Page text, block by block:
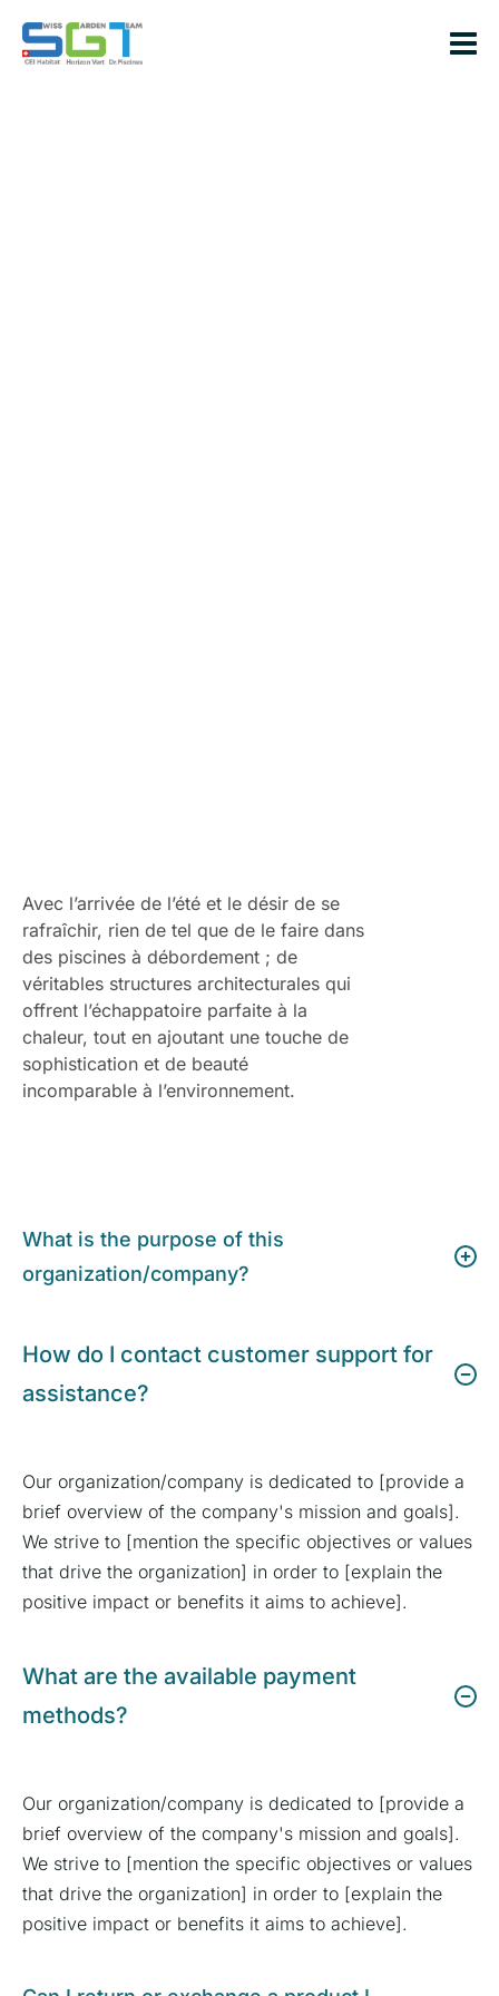
Avec l’arrivée de l’été et le désir de se
rafraîchir, rien de tel que de le faire dans
des piscines à débordement ; de
véritables structures architecturales qui
offrent l’échappatoire parfaite à la
chaleur, tout en ajoutant une touche de
sophistication et de beauté
incomparable à l’environnement.
What is the purpose of this
organization/company?
How do I contact customer support for
assistance?
Our organization/company is dedicated to [provide a
brief overview of the company's mission and goals].
We strive to [mention the specific objectives or values
that drive the organization] in order to [explain the
positive impact or benefits it aims to achieve].
What are the available payment
methods?
Our organization/company is dedicated to [provide a
brief overview of the company's mission and goals].
We strive to [mention the specific objectives or values
that drive the organization] in order to [explain the
positive impact or benefits it aims to achieve].